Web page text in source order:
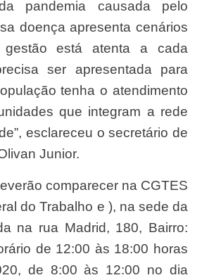
pandemia causada pelo
doença apresenta cenários
está atenta a cada
ser apresentada para
tenha o atendimento
que integram a rede
esclareceu o secretário de
Junior.
do Trabalho e ), na sede da
na rua Madrid, 180, Bairro:
de 12:00 às 18:00 horas
de 8:00 às 12:00 no dia